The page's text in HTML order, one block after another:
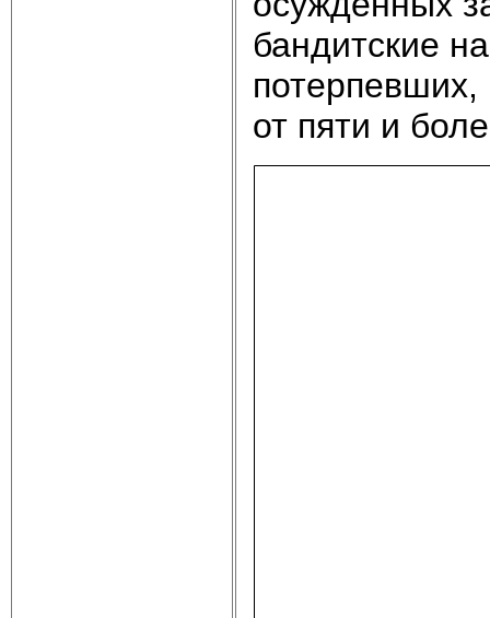
бандитские
потерпевших,
от пяти и